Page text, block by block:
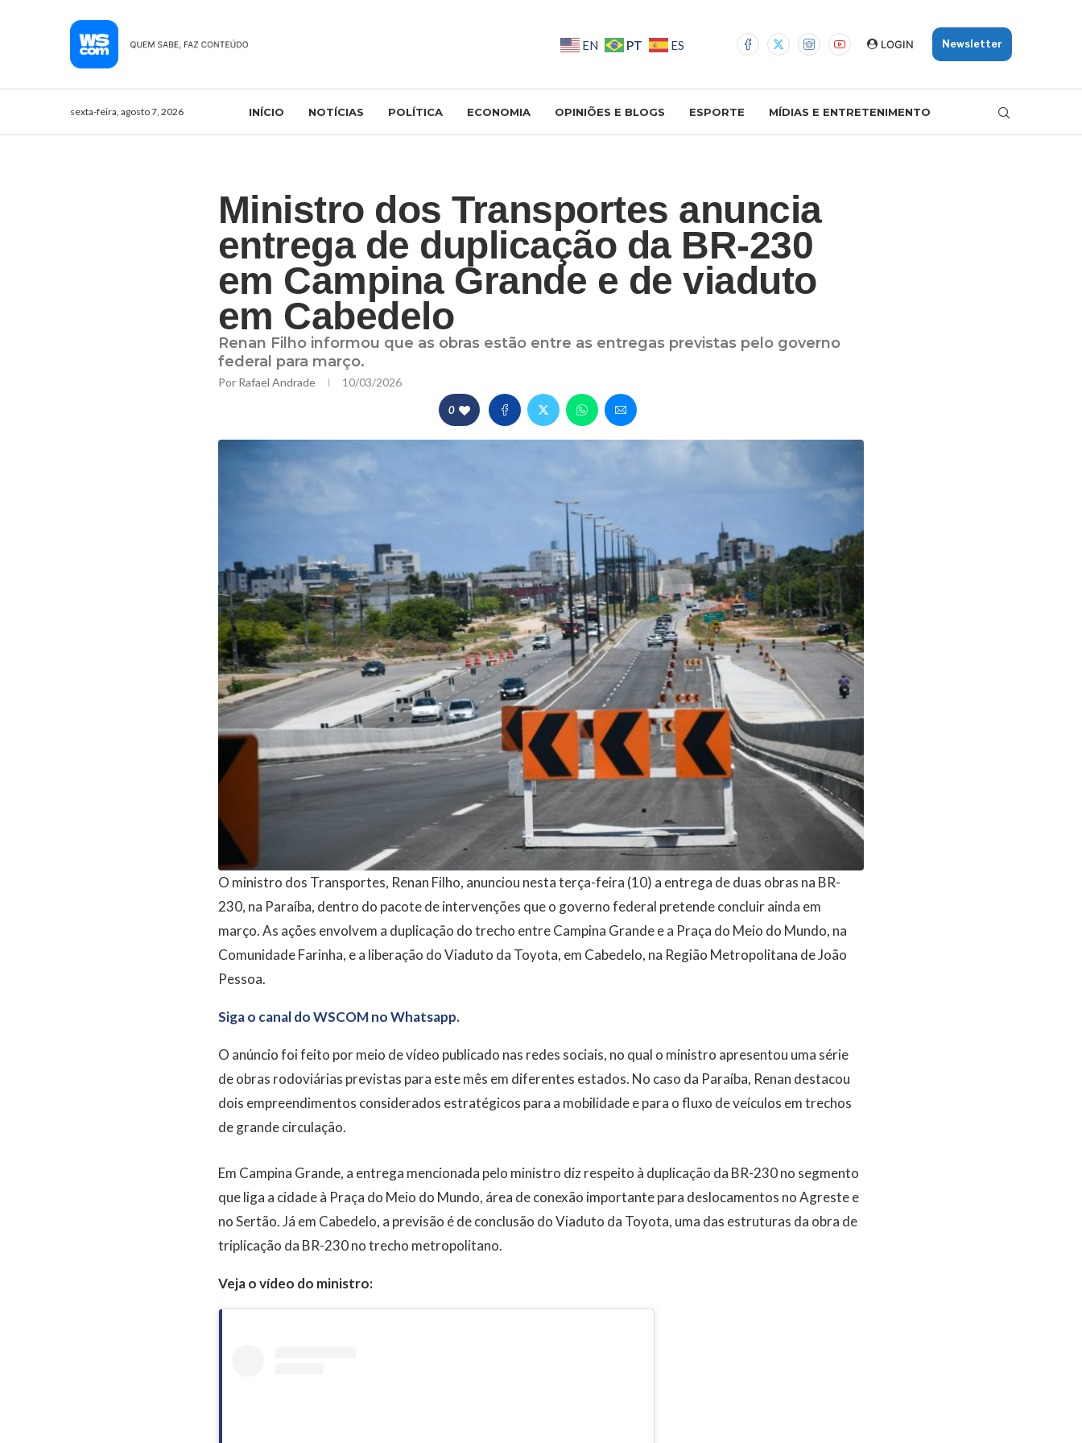
EN PT ES LOGIN Newsletter
sexta-feira, agosto 7, 2026 INÍCIO NOTÍCIAS POLÍTICA ECONOMIA OPINIÕES E BLOGS ESPORTE MÍDIAS E ENTRETENIMENTO
Ministro dos Transportes anuncia
entrega de duplicação da BR-230
em Campina Grande e de viaduto
em Cabedelo
Renan Filho informou que as obras estão entre as entregas previstas pelo governo
federal para março.
Por Rafael Andrade 10/03/2026
0
O ministro dos Transportes, Renan Filho, anunciou nesta terça-feira (10) a entrega de duas obras na BR-
230, na Paraíba, dentro do pacote de intervenções que o governo federal pretende concluir ainda em
março. As ações envolvem a duplicação do trecho entre Campina Grande e a Praça do Meio do Mundo, na
Comunidade Farinha, e a liberação do Viaduto da Toyota, em Cabedelo, na Região Metropolitana de João
Pessoa.
Siga o canal do WSCOM no Whatsapp.
O anúncio foi feito por meio de vídeo publicado nas redes sociais, no qual o ministro apresentou uma série
de obras rodoviárias previstas para este mês em diferentes estados. No caso da Paraíba, Renan destacou
dois empreendimentos considerados estratégicos para a mobilidade e para o fluxo de veículos em trechos
de grande circulação.
Em Campina Grande, a entrega mencionada pelo ministro diz respeito à duplicação da BR-230 no segmento
que liga a cidade à Praça do Meio do Mundo, área de conexão importante para deslocamentos no Agreste e
no Sertão. Já em Cabedelo, a previsão é de conclusão do Viaduto da Toyota, uma das estruturas da obra de
triplicação da BR-230 no trecho metropolitano.
Veja o vídeo do ministro: